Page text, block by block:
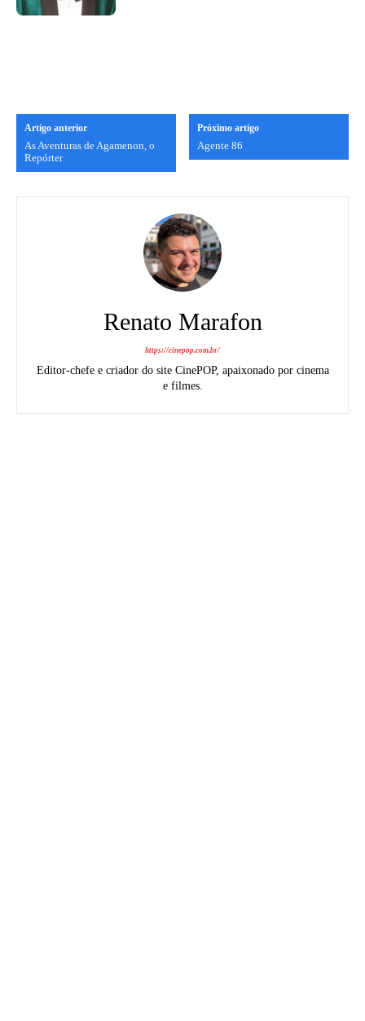
Artigo anterior
As Aventuras de Agamenon, o
Repórter
Próximo artigo
Agente 86
Renato Marafon
https://cinepop.com.br/
Editor-chefe e criador do site CinePOP, apaixonado por cinema
e filmes.